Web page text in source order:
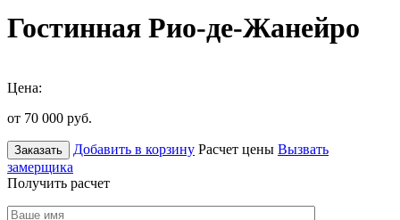
Гостинная Рио-де-Жанейро
Цена:
от 70 000 руб.
Заказать Добавить в корзину Расчет цены Вызвать
замерщика
Получить расчет